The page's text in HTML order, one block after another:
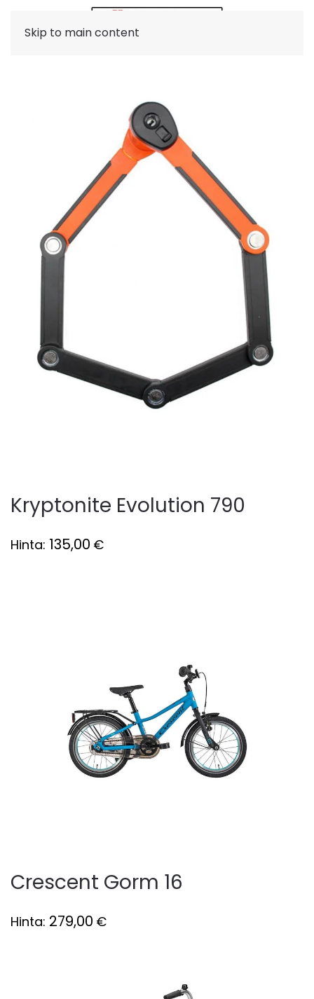
Skip to main content
Kryptonite Evolution 790
Hinta: 135,00 €
Crescent Gorm 16
Hinta: 279,00 €